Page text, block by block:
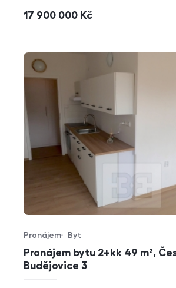
cena
17 900 000 Kč
Pronájem bytu 2+kk 49 m²,
Budějovice 3
Typ nabídky
Pronájem
Typ nemovitosti
Byt